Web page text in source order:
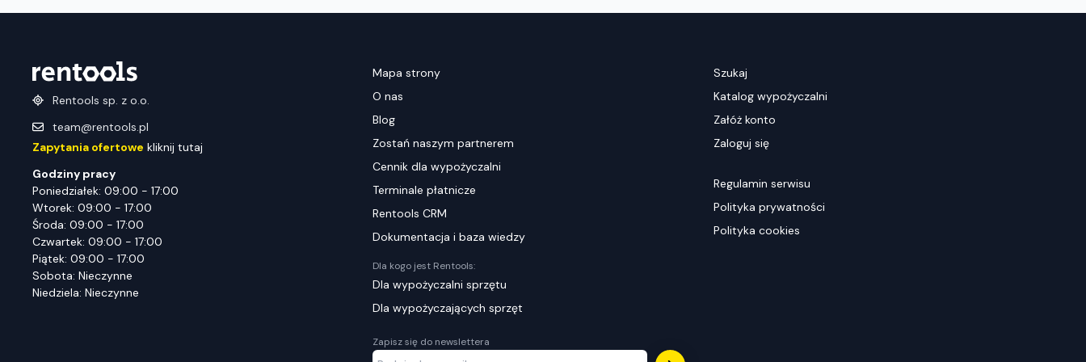
Rentools sp. z o.o.
team@rentools.pl
Zapytania ofertowe kliknij tutaj
Godziny pracy
Poniedziałek: 09:00 - 17:00
Wtorek: 09:00 - 17:00
Środa: 09:00 - 17:00
Czwartek: 09:00 - 17:00
Piątek: 09:00 - 17:00
Sobota: Nieczynne
Niedziela: Nieczynne
Mapa strony
O nas
Blog
Zostań naszym partnerem
Cennik dla wypożyczalni
Terminale płatnicze
Rentools CRM
Dokumentacja i baza wiedzy
Dla kogo jest Rentools:
Dla wypożyczalni sprzętu
Dla wypożyczających sprzęt
Zapisz się do newslettera
Szukaj
Katalog wypożyczalni
Załóż konto
Zaloguj się
Regulamin serwisu
Polityka prywatności
Polityka cookies